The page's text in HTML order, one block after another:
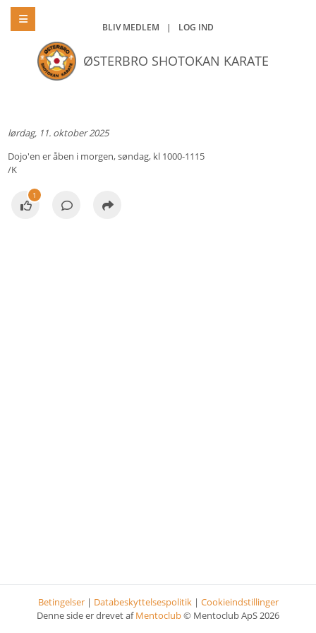
BLIV MEDLEM | LOG IND
ØSTERBRO SHOTOKAN KARATE
lørdag, 11. oktober 2025
Dojo'en er åben i morgen, søndag, kl 1000-1115
/K
1
Betingelser | Databeskyttelsespolitik | Cookieindstillinger
Denne side er drevet afMentoclub© Mentoclub ApS 2026